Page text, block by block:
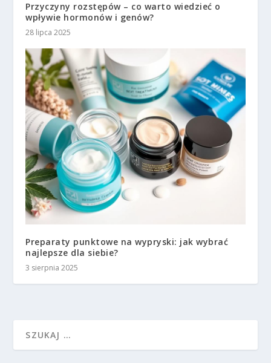
Przyczyny rozstępów – co warto wiedzieć o
wpływie hormonów i genów?
28 lipca 2025
Preparaty punktowe na wypryski: jak wybrać
najlepsze dla siebie?
3 sierpnia 2025